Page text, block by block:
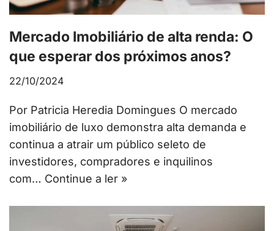
Mercado Imobiliário de alta renda: O
que esperar dos próximos anos?
22/10/2024
Por Patricia Heredia Domingues O mercado
imobiliário de luxo demonstra alta demanda e
continua a atrair um público seleto de
investidores, compradores e inquilinos
com… Continue a ler »